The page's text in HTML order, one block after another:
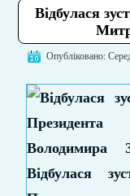
Відбулася
Опубліковано: